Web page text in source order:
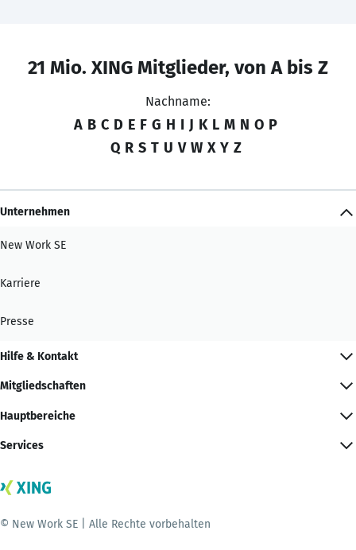
21 Mio. XING Mitglieder, von A bis Z
Nachname:
A B C D E F G H I J K L M N O P
Q R S T U V W X Y Z
Unternehmen
New Work SE
Karriere
Presse
Hilfe & Kontakt
Mitgliedschaften
Hauptbereiche
Services
© New Work SE | Alle Rechte vorbehalten